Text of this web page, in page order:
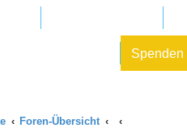
Spenden
Foren-Übersicht